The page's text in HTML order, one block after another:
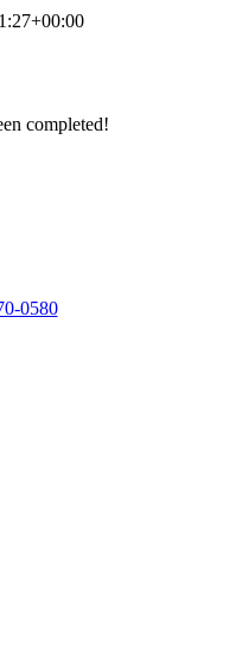
completed!
0580